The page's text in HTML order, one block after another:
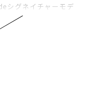
シグネイチャーモデ
ブソンレスポールチ
をモッキンバード